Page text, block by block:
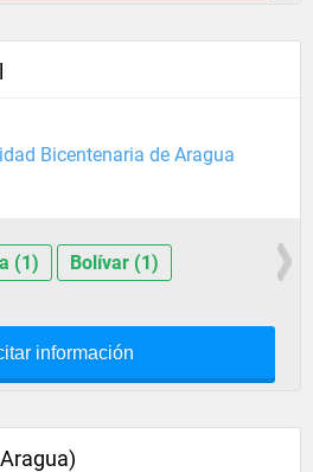
Bicentenaria de Aragua
(1) Bolívar (1)
información